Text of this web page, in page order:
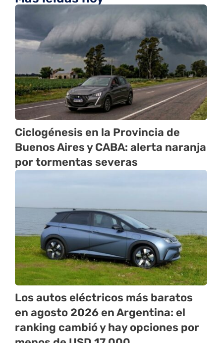
Ciclogénesis en la Provincia de
Buenos Aires y CABA: alerta naranja
por tormentas severas
Los autos eléctricos más baratos
en agosto 2026 en Argentina: el
ranking cambió y hay opciones por